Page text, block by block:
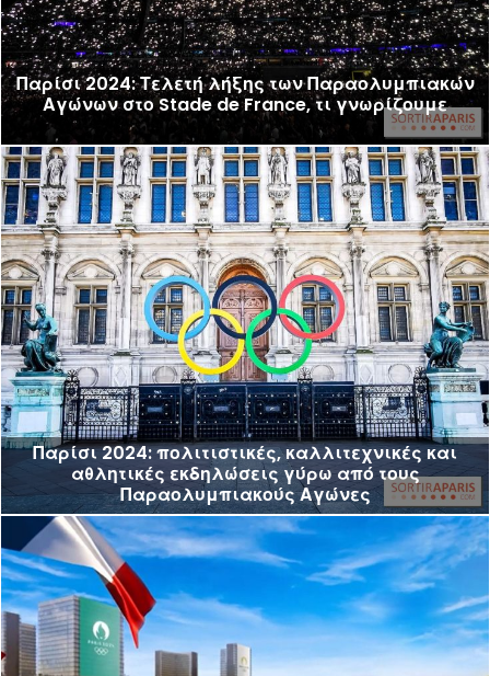
Παρίσι 2024: Τελετή λήξης των Παραολυμπιακών
Αγώνων στο Stade de France, τι γνωρίζουμε
Παρίσι 2024: πολιτιστικές, καλλιτεχνικές και
αθλητικές εκδηλώσεις γύρω από τους
Παραολυμπιακούς Αγώνες